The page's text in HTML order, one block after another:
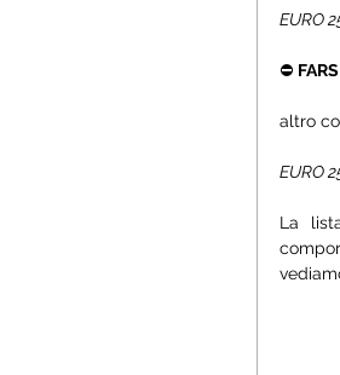
EURO
⛔
altro
EURO
La